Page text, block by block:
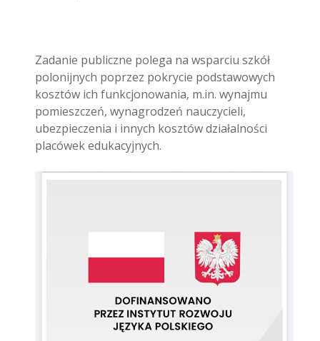
Zadanie publiczne polega na wsparciu szkół
polonijnych poprzez pokrycie podstawowych
kosztów ich funkcjonowania, m.in. wynajmu
pomieszczeń, wynagrodzeń nauczycieli,
ubezpieczenia i innych kosztów działalności
placówek edukacyjnych.